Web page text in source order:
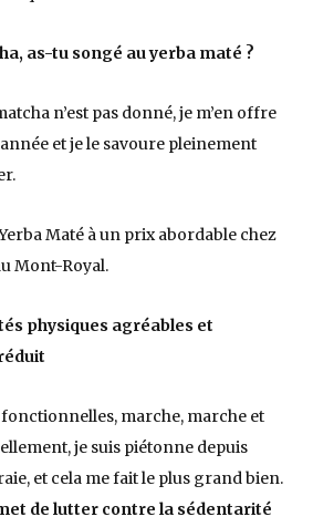
as-tu songé au yerba maté ?
n’est pas donné, je m’en offre
et je le savoure pleinement
Maté à un prix abordable chez
Mont-Royal.
physiques agréables et
fonctionnelles, marche, marche et
je suis piétonne depuis
et cela me fait le plus grand bien.
de lutter contre la sédentarité